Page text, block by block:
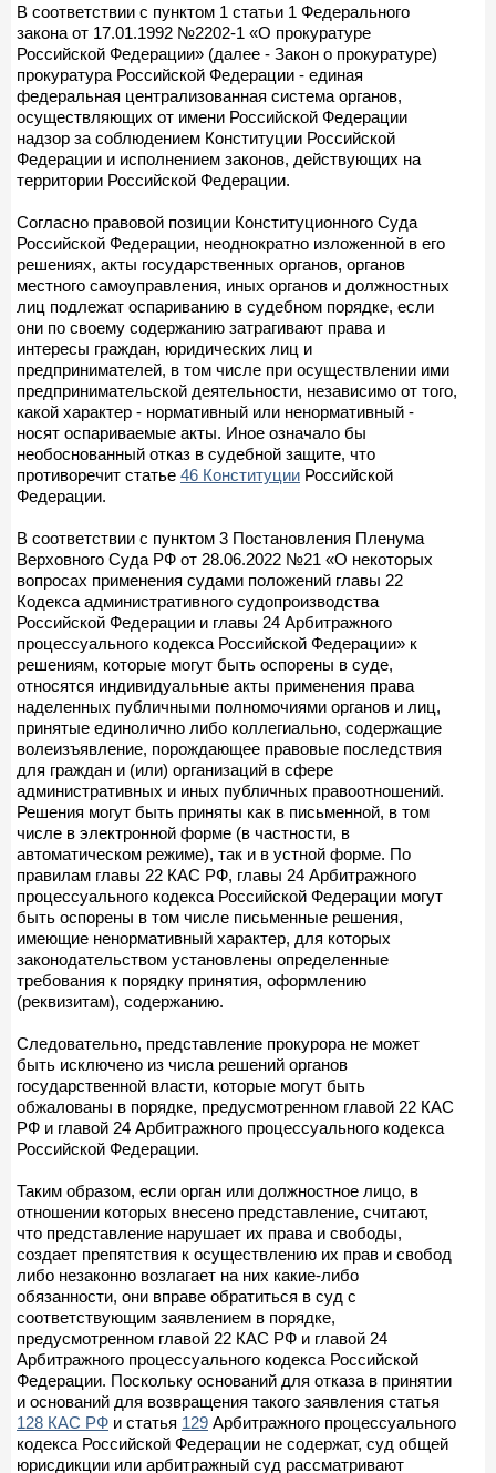
В соответствии с пунктом 1 статьи 1 Федерального
закона от 17.01.1992 №2202-1 «О прокуратуре
Российской Федерации» (далее - Закон о прокуратуре)
прокуратура Российской Федерации - единая
федеральная централизованная система органов,
осуществляющих от имени Российской Федерации
надзор за соблюдением Конституции Российской
Федерации и исполнением законов, действующих на
территории Российской Федерации.
Согласно правовой позиции Конституционного Суда
Российской Федерации, неоднократно изложенной в его
решениях, акты государственных органов, органов
местного самоуправления, иных органов и должностных
лиц подлежат оспариванию в судебном порядке, если
они по своему содержанию затрагивают права и
интересы граждан, юридических лиц и
предпринимателей, в том числе при осуществлении ими
предпринимательской деятельности, независимо от того,
какой характер - нормативный или ненормативный -
носят оспариваемые акты. Иное означало бы
необоснованный отказ в судебной защите, что
противоречит статье 46 Конституции Российской
Федерации.
В соответствии с пунктом 3 Постановления Пленума
Верховного Суда РФ от 28.06.2022 №21 «О некоторых
вопросах применения судами положений главы 22
Кодекса административного судопроизводства
Российской Федерации и главы 24 Арбитражного
процессуального кодекса Российской Федерации» к
решениям, которые могут быть оспорены в суде,
относятся индивидуальные акты применения права
наделенных публичными полномочиями органов и лиц,
принятые единолично либо коллегиально, содержащие
волеизъявление, порождающее правовые последствия
для граждан и (или) организаций в сфере
административных и иных публичных правоотношений.
Решения могут быть приняты как в письменной, в том
числе в электронной форме (в частности, в
автоматическом режиме), так и в устной форме. По
правилам главы 22 КАС РФ, главы 24 Арбитражного
процессуального кодекса Российской Федерации могут
быть оспорены в том числе письменные решения,
имеющие ненормативный характер, для которых
законодательством установлены определенные
требования к порядку принятия, оформлению
(реквизитам), содержанию.
Следовательно, представление прокурора не может
быть исключено из числа решений органов
государственной власти, которые могут быть
обжалованы в порядке, предусмотренном главой 22 КАС
РФ и главой 24 Арбитражного процессуального кодекса
Российской Федерации.
Таким образом, если орган или должностное лицо, в
отношении которых внесено представление, считают,
что представление нарушает их права и свободы,
создает препятствия к осуществлению их прав и свобод
либо незаконно возлагает на них какие-либо
обязанности, они вправе обратиться в суд с
соответствующим заявлением в порядке,
предусмотренном главой 22 КАС РФ и главой 24
Арбитражного процессуального кодекса Российской
Федерации. Поскольку оснований для отказа в принятии
и оснований для возвращения такого заявления статья
128 КАС РФ и статья 129 Арбитражного процессуального
кодекса Российской Федерации не содержат, суд общей
юрисдикции или арбитражный суд рассматривают